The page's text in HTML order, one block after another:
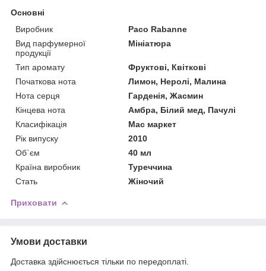
Основні
Виробник
Paco Rabanne
Вид парфумерної
продукції
Мініатюра
Тип аромату
Фруктові, Квіткові
Початкова нота
Лимон, Неролі, Малина
Нота серця
Гарденія, Жасмин
Кінцева нота
Амбра, Білий мед, Пачулі
Класифікація
Мас маркет
Рік випуску
2010
Об`єм
40 мл
Країна виробник
Туреччина
Стать
Жіночий
Приховати
Умови доставки
Доставка здійснюється тільки по передоплаті.